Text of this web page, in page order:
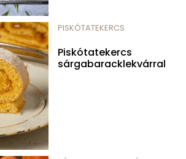
PISKÓTATEKERCS
Piskótatekercs
sárgabaracklekvárral